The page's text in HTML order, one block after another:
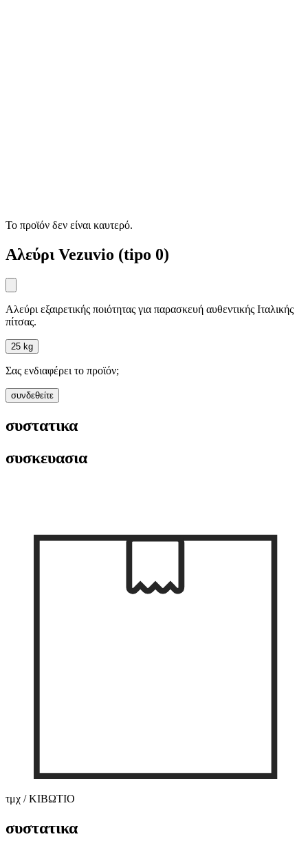
Το προϊόν δεν είναι καυτερό.
Αλεύρι Vezuvio (tipo 0)
Αλεύρι εξαιρετικής ποιότητας για παρασκευή αυθεντικής Ιταλικής
πίτσας.
25 kg
Σας ενδιαφέρει το προϊόν;
συνδεθείτε
συστατικα
συσκευασια
τμχ / ΚΙΒΩΤΙΟ
συστατικα